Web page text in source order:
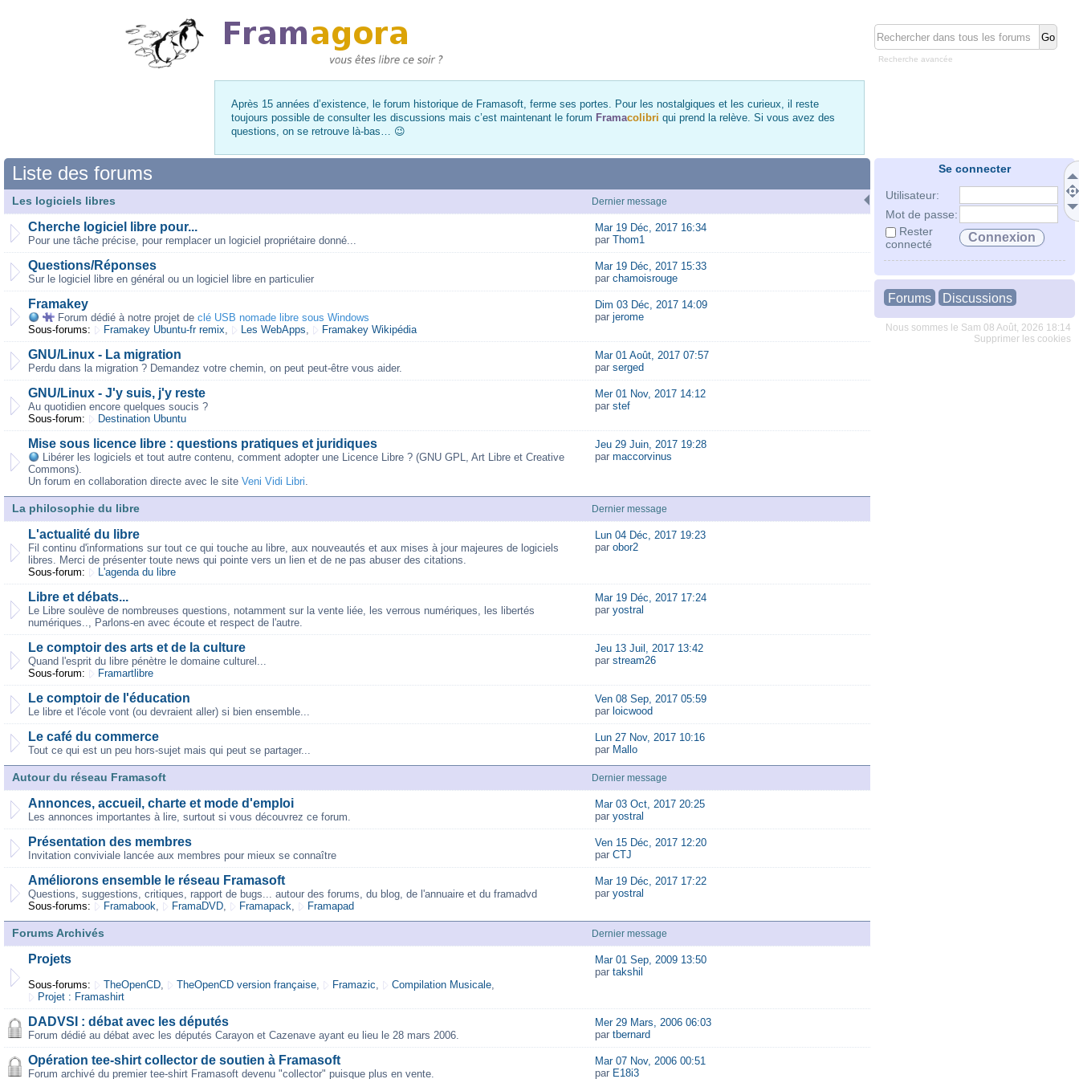
Recherche avancée
Après 15 années d’existence, le forum historique de Framasoft, ferme ses portes. Pour les nostalgiques et les curieux, il reste
toujours possible de consulter les discussions mais c’est maintenant le forum Framacolibri qui prend la relève. Si vous avez des
questions, on se retrouve là-bas… 😉
Se connecter
Utilisateur:
Mot de passe:
Rester
connecté
Forums Discussions
Nous sommes le Sam 08 Août, 2026 18:14
Supprimer les cookies
Liste des forums
Les logiciels libres Dernier message
Cherche logiciel libre pour...
Pour une tâche précise, pour remplacer un logiciel propriétaire donné...
Mar 19 Déc, 2017 16:34
par Thom1
Questions/Réponses
Sur le logiciel libre en général ou un logiciel libre en particulier
Mar 19 Déc, 2017 15:33
par chamoisrouge
Framakey
Forum dédié à notre projet de clé USB nomade libre sous Windows
Sous-forums:
Framakey Ubuntu-fr remix, Les WebApps, Framakey Wikipédia
Dim 03 Déc, 2017 14:09
par jerome
GNU/Linux - La migration
Perdu dans la migration ? Demandez votre chemin, on peut peut-être vous aider.
Mar 01 Août, 2017 07:57
par serged
GNU/Linux - J'y suis, j'y reste
Au quotidien encore quelques soucis ?
Sous-forum:
Destination Ubuntu
Mer 01 Nov, 2017 14:12
par stef
Mise sous licence libre : questions pratiques et juridiques
Libérer les logiciels et tout autre contenu, comment adopter une Licence Libre ? (GNU GPL, Art Libre et Creative
Commons).
Un forum en collaboration directe avec le site Veni Vidi Libri.
Jeu 29 Juin, 2017 19:28
par maccorvinus
La philosophie du libre Dernier message
L'actualité du libre
Fil continu d'informations sur tout ce qui touche au libre, aux nouveautés et aux mises à jour majeures de logiciels
libres. Merci de présenter toute news qui pointe vers un lien et de ne pas abuser des citations.
Sous-forum:
L'agenda du libre
Lun 04 Déc, 2017 19:23
par obor2
Libre et débats...
Le Libre soulève de nombreuses questions, notamment sur la vente liée, les verrous numériques, les libertés
numériques.., Parlons-en avec écoute et respect de l'autre.
Mar 19 Déc, 2017 17:24
par yostral
Le comptoir des arts et de la culture
Quand l'esprit du libre pénètre le domaine culturel...
Sous-forum:
Framartlibre
Jeu 13 Juil, 2017 13:42
par stream26
Le comptoir de l'éducation
Le libre et l'école vont (ou devraient aller) si bien ensemble...
Ven 08 Sep, 2017 05:59
par loicwood
Le café du commerce
Tout ce qui est un peu hors-sujet mais qui peut se partager...
Lun 27 Nov, 2017 10:16
par Mallo
Autour du réseau Framasoft Dernier message
Annonces, accueil, charte et mode d'emploi
Les annonces importantes à lire, surtout si vous découvrez ce forum.
Mar 03 Oct, 2017 20:25
par yostral
Présentation des membres
Invitation conviviale lancée aux membres pour mieux se connaître
Ven 15 Déc, 2017 12:20
par CTJ
Améliorons ensemble le réseau Framasoft
Questions, suggestions, critiques, rapport de bugs... autour des forums, du blog, de l'annuaire et du framadvd
Sous-forums:
Framabook, FramaDVD, Framapack, Framapad
Mar 19 Déc, 2017 17:22
par yostral
Forums Archivés Dernier message
Projets
Sous-forums: TheOpenCD, TheOpenCD version française, Framazic, Compilation Musicale,
Projet : Framashirt
Mar 01 Sep, 2009 13:50
par takshil
DADVSI : débat avec les députés
Forum dédié au débat avec les députés Carayon et Cazenave ayant eu lieu le 28 mars 2006.
Mer 29 Mars, 2006 06:03
par tbernard
Opération tee-shirt collector de soutien à Framasoft
Forum archivé du premier tee-shirt Framasoft devenu "collector" puisque plus en vente.
Mar 07 Nov, 2006 00:51
par E18i3